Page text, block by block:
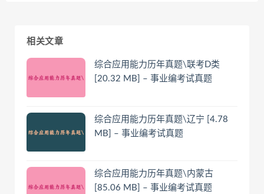
相关文章
综合应用能力历年真题\联考D类
[20.32 MB] – 事业编考试真题
综合应用能力历年真题\辽宁 [4.78
MB] – 事业编考试真题
综合应用能力历年真题\内蒙古
[85.06 MB] – 事业编考试真题